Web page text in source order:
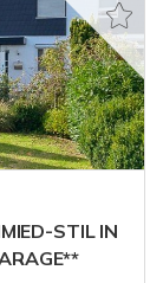
STIL IN